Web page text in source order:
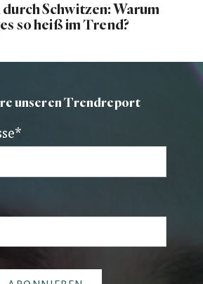
durch Schwitzen: Warum
so heiß im Trend?
unseren Trendreport
*